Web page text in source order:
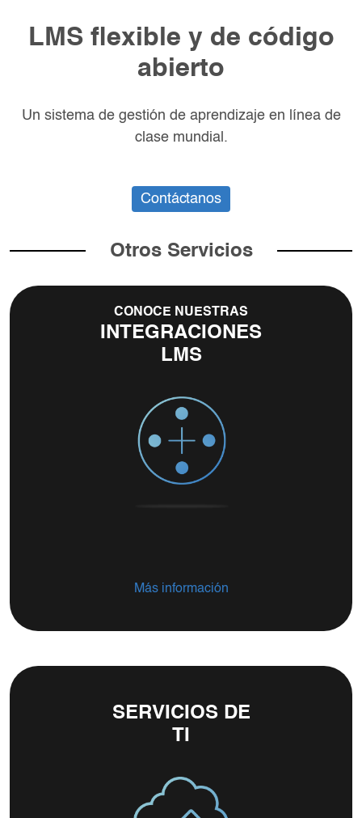
LMS flexible y de código
abierto
Un sistema de gestión de aprendizaje en línea de
clase mundial.
Contáctanos
Otros Servicios
CONOCE NUESTRAS
INTEGRACIONES
LMS
Más información
SERVICIOS DE
TI